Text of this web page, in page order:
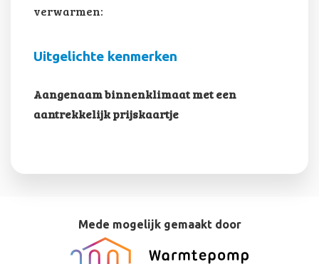
verwarmen:
Uitgelichte kenmerken
Aangenaam binnenklimaat met een
aantrekkelijk prijskaartje
Mede mogelijk gemaakt door